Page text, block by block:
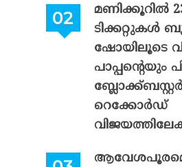
മണിക്കൂറിൽ
ടിക്കറ്റുകൾ
ഷോയിലൂടെ
പാപ്പന്റെയും
റെക്കോർഡ്